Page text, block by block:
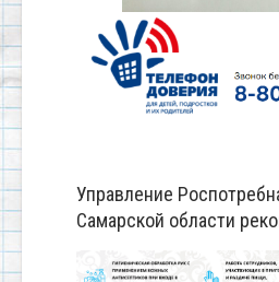
Управление
Самарской области